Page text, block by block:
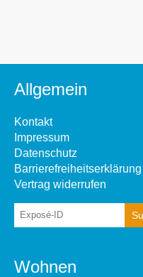
Allgemein
Kontakt
Impressum
Datenschutz
Barrierefreiheitserklärung
Vertrag widerrufen
Wohnen